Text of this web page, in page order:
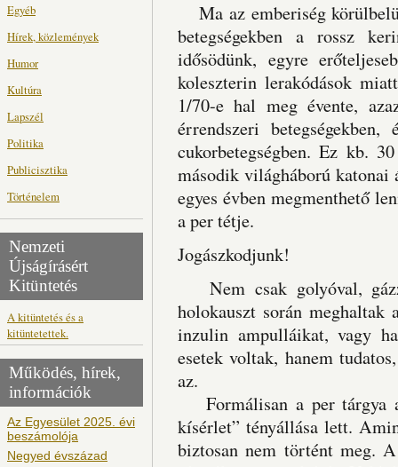
Egyéb
Hírek, közlemények
Humor
Kultúra
Lapszél
Politika
Publicisztika
Történelem
Nemzeti
Újságírásért
Kitüntetés
A kitüntetés és a
kitüntetettek.
Működés, hírek,
információk
Az Egyesület 2025. évi
beszámolója
Negyed évszázad
Ma az emberiség
betegségekben a rossz
idősödünk, egyre
koleszterin lerakódások
1/70-e hal meg évente,
érrendszeri
cukorbetegségben. Ez kb.
második világháború katonai
egyes évben megmenthető
a per tétje.
Jogászkodjunk!
Nem csak golyóval,
holokauszt során
inzulin ampulláikat, vagy
esetek voltak, hanem
az.
Formálisan a per tárgya
kísérlet” tényállása lett.
biztosan nem történt meg.